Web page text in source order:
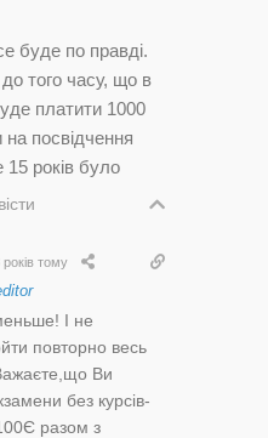
буде по правді.
до того часу, що в
платити 1000
посвідчення
15 років було
років тому
І не
повторно весь
Ви
без курсів-
разом з